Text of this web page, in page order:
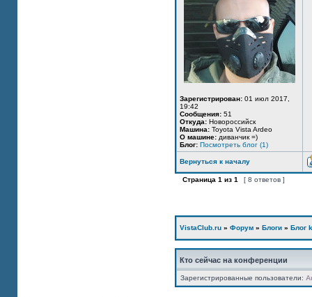
Зарегистрирован: 01 июл 2017,
19:42
Сообщения: 51
Откуда: Новороссийск
Машина: Toyota Vista Ardeo
О машине: диванчик =)
Блог: Посмотреть блог (1)
Вернуться к началу
Страница 1 из 1 [ 8 ответов ]
VistaClub.ru » Форум » Блоги » Блог
Кто сейчас на конференции
Зарегистрированные пользователи: